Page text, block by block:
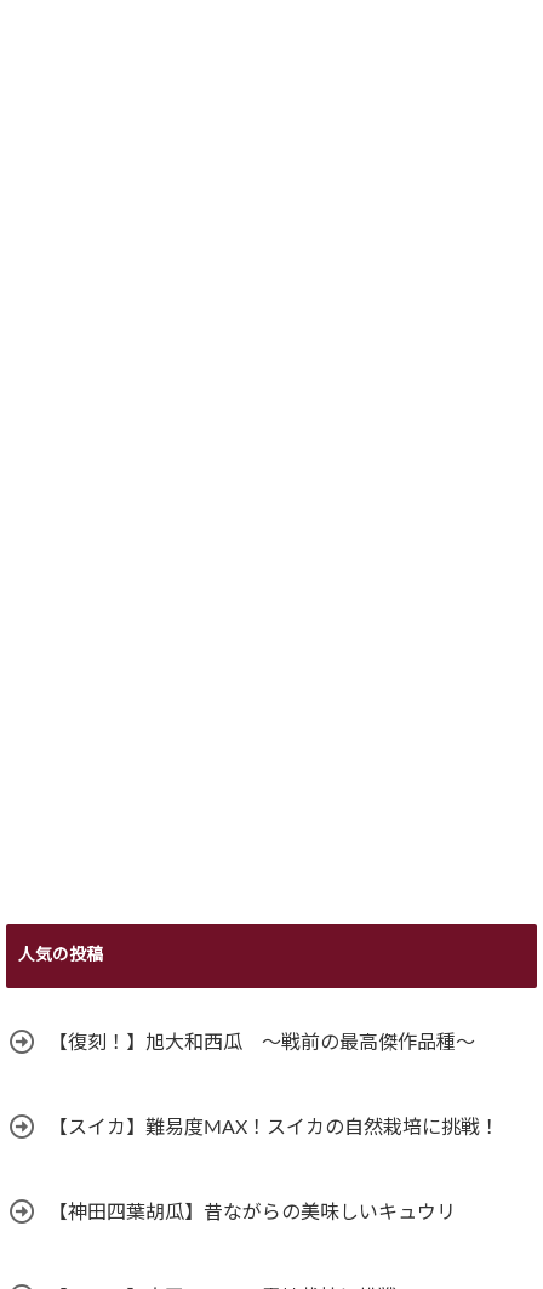
人気の投稿
【復刻！】旭大和西瓜 ～戦前の最高傑作品種～
【スイカ】難易度MAX！スイカの自然栽培に挑戦！
【神田四葉胡瓜】昔ながらの美味しいキュウリ